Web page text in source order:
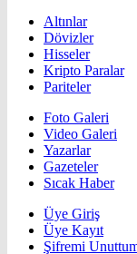
Altınlar
Dövizler
Hisseler
Kripto Paralar
Pariteler
Foto Galeri
Video Galeri
Yazarlar
Gazeteler
Sıcak Haber
Üye Giriş
Üye Kayıt
Şifremi